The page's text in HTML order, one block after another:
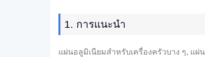
1. การแนะนำ
แผ่นอลูมิเนียมสำหรับเครื่องครัวบาง ๆ, แ